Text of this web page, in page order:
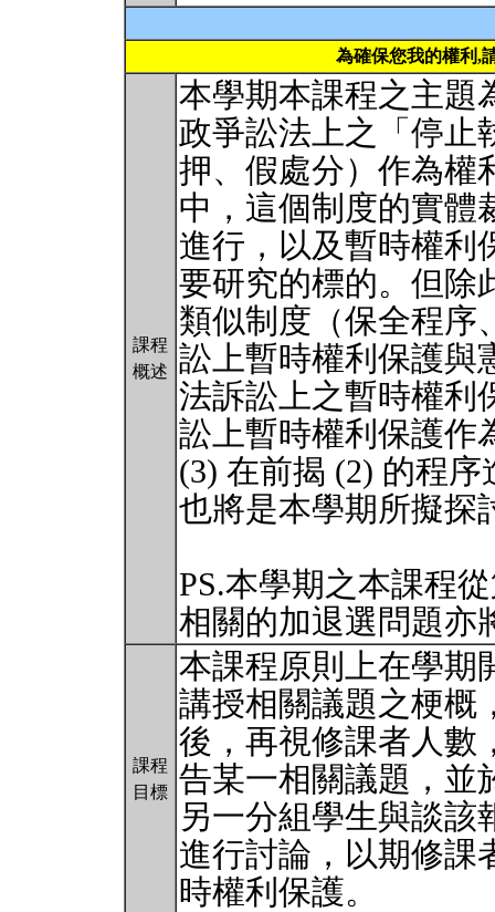
為確保您我的權利,
課程
概述
本學期本課程之主題
政爭訟法上之「停止
押、假處分）作為權
中，這個制度的實體
進行，以及暫時權利
要研究的標的。但除
類似制度（保全程序
訟上暫時權利保護與
法訴訟上之暫時權利
訟上暫時權利保護作
(3) 在前揭 (2) 的程
也將是本學期所擬探
PS.本學期之本課程
相關的加退選問題
課程
目標
本課程原則上在學期
講授相關議題之梗概
後，再視修課者人數
告某一相關議題，並
另一分組學生與談該
進行討論，以期修課
時權利保護。